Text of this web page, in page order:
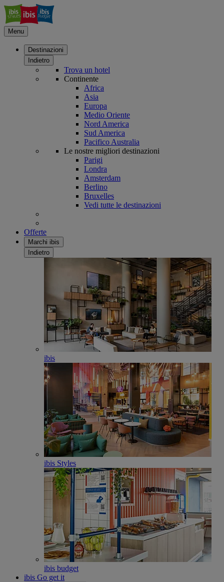
Menu
Destinazioni
Indietro
Trova un hotel
Continente
Africa
Asia
Europa
Medio Oriente
Nord America
Sud America
Pacifico Australia
Le nostre migliori destinazioni
Parigi
Londra
Amsterdam
Berlino
Bruxelles
Vedi tutte le destinazioni
Offerte
Marchi ibis
Indietro
ibis
ibis Styles
ibis budget
ibis Go get it